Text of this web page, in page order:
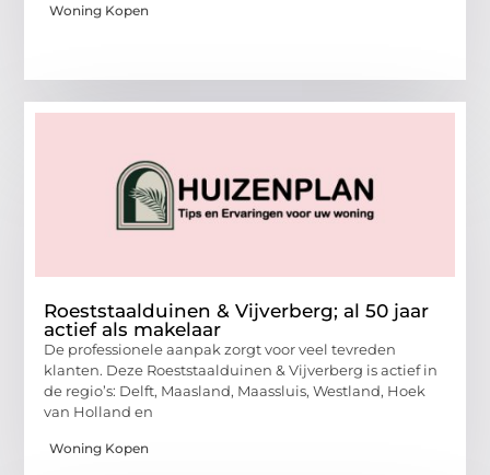
Woning Kopen
Roeststaalduinen & Vijverberg; al 50 jaar
actief als makelaar
De professionele aanpak zorgt voor veel tevreden
klanten. Deze Roeststaalduinen & Vijverberg is actief in
de regio’s: Delft, Maasland, Maassluis, Westland, Hoek
van Holland en
Woning Kopen